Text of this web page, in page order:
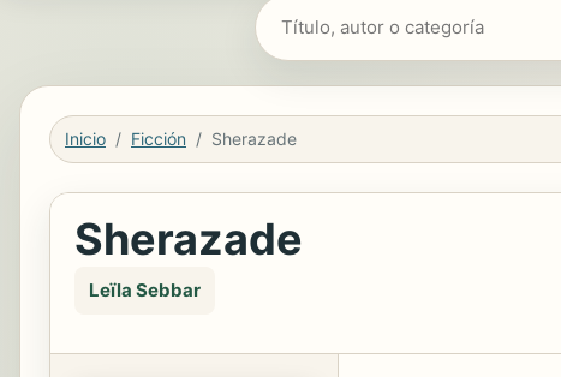
Buscar libros
Inicio Ficción Sherazade
Sherazade
Leïla Sebbar